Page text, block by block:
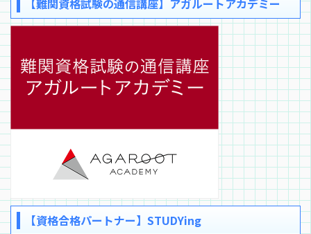
【資格合格パートナー】STUDYing